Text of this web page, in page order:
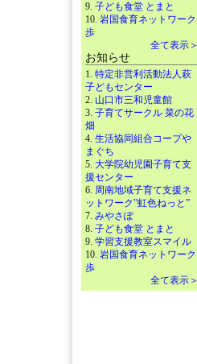
9. 子ども食堂 とまと
10. 岩国食育ネットワーク
歩
全て表示＞
お知らせ
1. 特定非営利活動法人萩
子どもセンター
2. 山口市三和児童館
3. 子育てサークル 菜の花
畑
4. 生活協同組合コープや
まぐち
5. 大学院幼児園子育て支
援センター
6. 周南地域子育て支援ネ
ットワーク”虹色ねっと”
7. みやさぽ
8. 子ども食堂 とまと
9. 学習支援教室スマイル
10. 岩国食育ネットワーク
歩
全て表示＞